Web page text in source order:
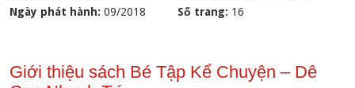
Ngày phát hành:09/2018 Số trang: 16
Giới thiệu sách Bé Tập Kể Chuyện – Dê